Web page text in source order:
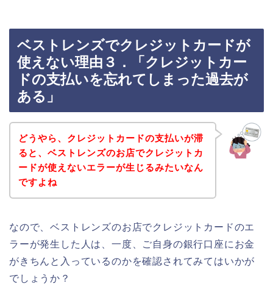
ベストレンズでクレジットカードが
使えない理由３．「クレジットカー
ドの支払いを忘れてしまった過去が
ある」
どうやら、クレジットカードの支払いが滞
ると、ベストレンズのお店でクレジットカ
ードが使えないエラーが生じるみたいなん
ですよね
なので、ベストレンズのお店でクレジットカードのエ
ラーが発生した人は、一度、ご自身の銀行口座にお金
がきちんと入っているのかを確認されてみてはいかが
でしょうか？